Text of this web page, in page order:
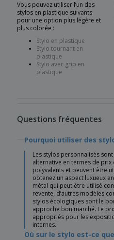
Vous pouvez utiliser l’un des
stylos en plastique suivants
pour une option plus légère et
plus colorée :
Stylo en plastique
Stylo tournant en
plastique
Stylo avec grip en
plastique
Questions fréquentes
Pourquoi utiliser des
Les stylos personnalisés
alternative en termes de prix
polyvalents et peuvent être
obtenez un aspect luxueux
métal qui peut être utilisé
revente, d’autres modèles
stylos écologiques sont le
approche bon marché. Le
appropriés pour les
internes.
Où sur le stylo est-ce